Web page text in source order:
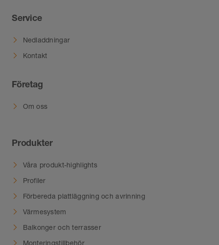
Service
Nedladdningar
Kontakt
Företag
Om oss
Produkter
Våra produkt-highlights
Profiler
Förbereda plattläggning och avrinning
Värmesystem
Balkonger och terrasser
Monteringstillbehör